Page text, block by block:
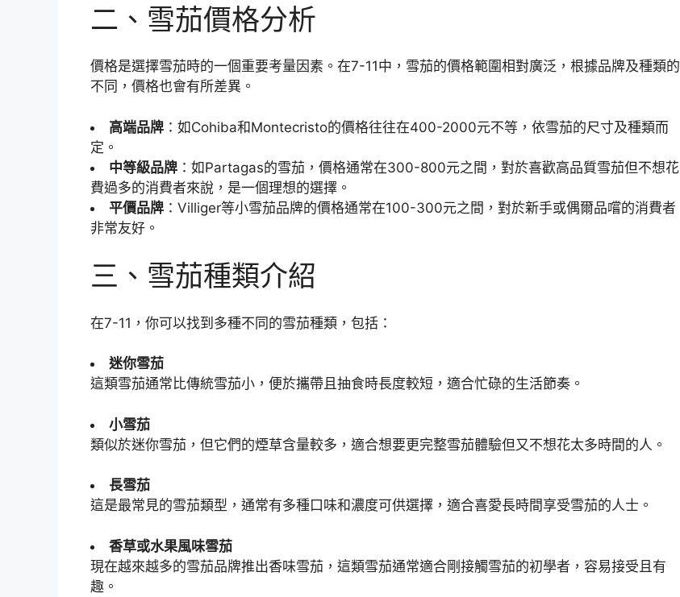
二、雪茄價格分析
價格是選擇雪茄時的一個重要考量因素。在7-11中，雪茄的價格範圍相對廣泛，根據品牌及種類的
不同，價格也會有所差異。
高端品牌 ：如Cohiba和Montecristo的價格往往在400-2000元不等，依雪茄的尺寸及種類而
定。
中等級品牌 ：如Partagas的雪茄，價格通常在300-800元之間，對於喜歡高品質雪茄但不想花
費過多的消費者來說，是一個理想的選擇。
平價品牌 ：Villiger等小雪茄品牌的價格通常在100-300元之間，對於新手或偶爾品嚐的消費者
非常友好。
三、雪茄種類介紹
在7-11，你可以找到多種不同的雪茄種類，包括：
迷你雪茄
這類雪茄通常比傳統雪茄小，便於攜帶且抽食時長度較短，適合忙碌的生活節奏。
小雪茄
類似於迷你雪茄，但它們的煙草含量較多，適合想要更完整雪茄體驗但又不想花太多時間的人。
長雪茄
這是最常見的雪茄類型，通常有多種口味和濃度可供選擇，適合喜愛長時間享受雪茄的人士。
香草或水果風味雪茄
現在越來越多的雪茄品牌推出香味雪茄，這類雪茄通常適合剛接觸雪茄的初學者，容易接受且有
趣。